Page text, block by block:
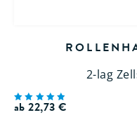
2-lag
Bewertet
ab22,73€